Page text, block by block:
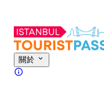
關於